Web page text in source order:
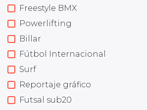
Freestyle BMX
Powerlifting
Billar
Fútbol Internacional
Surf
Reportaje gráfico
Futsal sub20